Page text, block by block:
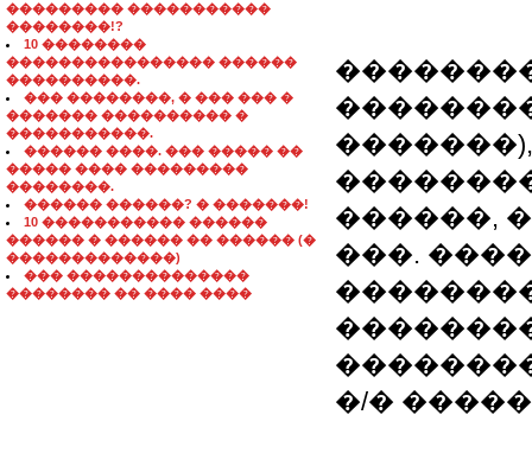
��������� �����������
��������!?
10 ��������
���������������� ������
����������.
��� ��������, � ��� ��� �
������� ���������� �
�����������.
������ ����. ��� ����� ��
����� ���� ���������
��������.
������ ������? � �������!
10 ����������� ������
������ � ������ �� ������ (�
�������������)
��� ��������������
�������� �� ���� ����
������,
���.
�/�